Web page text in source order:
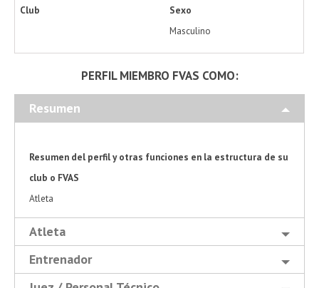
Club
Sexo
Masculino
PERFIL MIEMBRO FVAS COMO:
Resumen
Resumen del perfil y otras funciones en la estructura de su
club o FVAS
Atleta
Atleta
Entrenador